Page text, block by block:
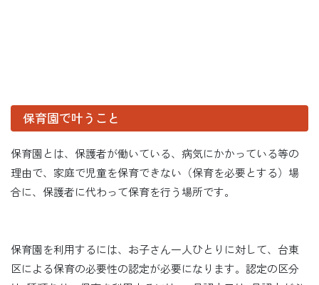
保育園で叶うこと
保育園とは、保護者が働いている、病気にかかっている等の
理由で、家庭で児童を保育できない（保育を必要とする）場
合に、保護者に代わって保育を行う場所です。
保育園を利用するには、お子さん一人ひとりに対して、台東
区による保育の必要性の認定が必要になります。認定の区分